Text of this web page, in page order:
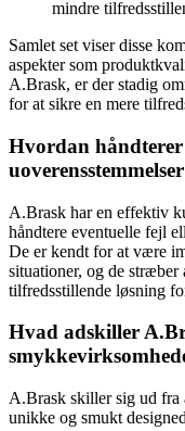
mindre
Samlet set viser disse
aspekter som
A.Brask, er der stadig
for at sikre en mere
Hvordan
A.Brask har en effektiv
håndtere eventuelle fejl
De er kendt for at være
situationer, og de
tilfredsstillende løsning
Hvad adskiller
A.Brask skiller sig ud fra
unikke og smukt